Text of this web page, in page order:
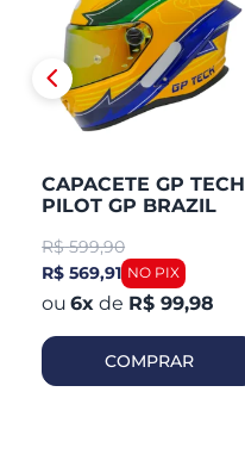
CAPACETE GP TECH
PILOT GP BRAZIL
R$ 599,90
R$ 569,91
6x de R$ 99,98
COMPRAR